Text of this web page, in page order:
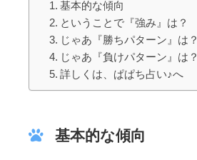
基本的な傾向
ということで『強み』は？
じゃあ『勝ちパターン』は？
じゃあ『負けパターン』は？
詳しくは、ぱぱち占い♪へ
基本的な傾向